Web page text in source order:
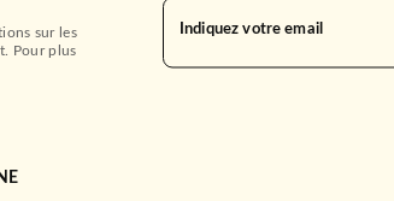
sur les
Pour plus
Indiquez votre email